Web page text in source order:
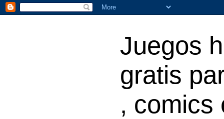
Juegos
gratis
, comics